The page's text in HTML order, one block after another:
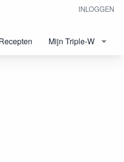
INLOGGEN
Mijn Triple-W